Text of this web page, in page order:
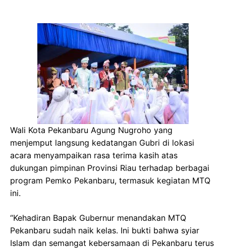
Wali Kota Pekanbaru Agung Nugroho yang
menjemput langsung kedatangan Gubri di lokasi
acara menyampaikan rasa terima kasih atas
dukungan pimpinan Provinsi Riau terhadap berbagai
program Pemko Pekanbaru, termasuk kegiatan MTQ
ini.
“Kehadiran Bapak Gubernur menandakan MTQ
Pekanbaru sudah naik kelas. Ini bukti bahwa syiar
Islam dan semangat kebersamaan di Pekanbaru terus